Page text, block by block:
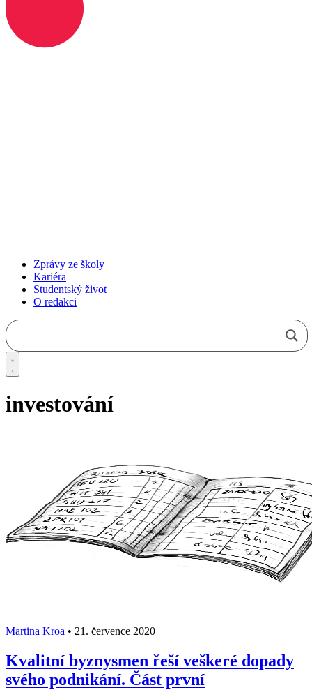
Zprávy ze školy
Kariéra
Studentský život
O redakci
investování
Martina Kroa • 21. července 2020
Kvalitní byznysmen řeší veškeré dopady
svého podnikání. Část první